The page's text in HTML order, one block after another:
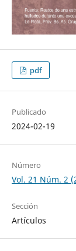
pdf
Publicado
2024-02-19
Número
Vol. 21 Núm. 2
Sección
Artículos